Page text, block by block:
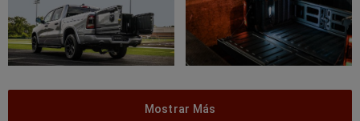
Mostrar Más